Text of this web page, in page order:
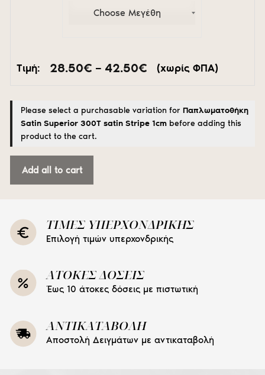
Τιμή: 28.50€ – 42.50€ Price
range:
42.50€
(χωρίς ΦΠΑ)
Please select a purchasable variation for Παπλωματοθήκη
Satin Superior 300Τ satin Stripe 1cm before adding this
product to the cart.
Add all to cart
ΤΙΜΕΣ ΥΠΕΡΧΟΝΔΡΙΚΗΣ
Επιλογή τιμών υπερχονδρικής
ΑΤΟΚΕΣ ΔΟΣΕΙΣ
Έως 10 άτοκες δόσεις με πιστωτική
ΑΝΤΙΚΑΤΑΒΟΛΗ
Αποστολή Δειγμάτων με αντικαταβολή